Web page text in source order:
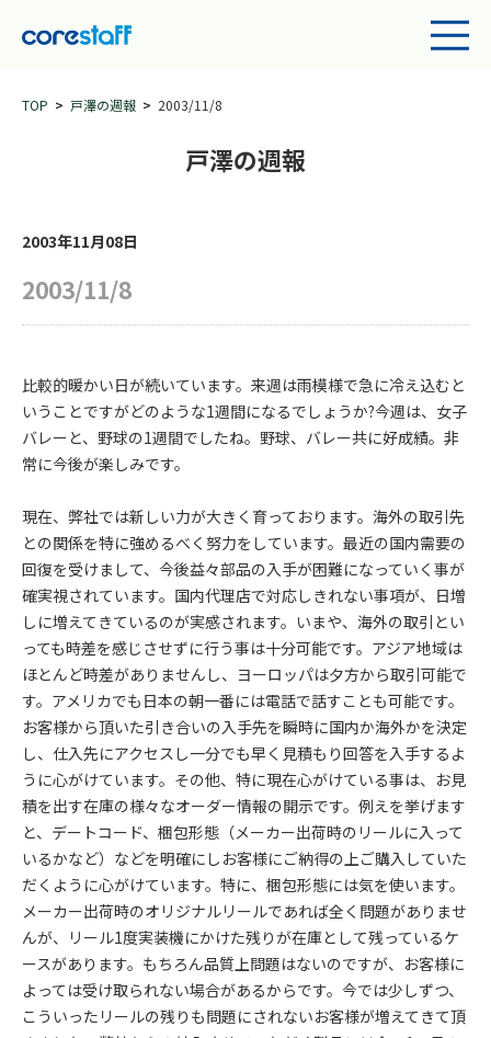
TOP 戸澤の週報 2003/11/8
戸澤の週報
2003年11月08日
2003/11/8
比較的暖かい日が続いています。来週は雨模様で急に冷え込むと
いうことですがどのような1週間になるでしょうか?今週は、女子
バレーと、野球の1週間でしたね。野球、バレー共に好成績。非
常に今後が楽しみです。
現在、弊社では新しい力が大きく育っております。海外の取引先
との関係を特に強めるべく努力をしています。最近の国内需要の
回復を受けまして、今後益々部品の入手が困難になっていく事が
確実視されています。国内代理店で対応しきれない事項が、日増
しに増えてきているのが実感されます。いまや、海外の取引とい
っても時差を感じさせずに行う事は十分可能です。アジア地域は
ほとんど時差がありませんし、ヨーロッパは夕方から取引可能で
す。アメリカでも日本の朝一番には電話で話すことも可能です。
お客様から頂いた引き合いの入手先を瞬時に国内か海外かを決定
し、仕入先にアクセスし一分でも早く見積もり回答を入手するよ
うに心がけています。その他、特に現在心がけている事は、お見
積を出す在庫の様々なオーダー情報の開示です。例えを挙げます
と、デートコード、梱包形態（メーカー出荷時のリールに入って
いるかなど）などを明確にしお客様にご納得の上ご購入していた
だくように心がけています。特に、梱包形態には気を使います。
メーカー出荷時のオリジナルリールであれば全く問題がありませ
んが、リール1度実装機にかけた残りが在庫として残っているケ
ースがあります。もちろん品質上問題はないのですが、お客様に
よっては受け取られない場合があるからです。今では少しずつ、
こういったリールの残りも問題にされないお客様が増えてきて頂